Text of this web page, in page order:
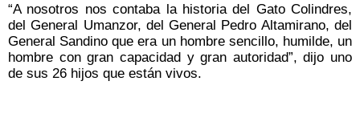
“A nosotros nos contaba la historia del Gato Colindres,
del General Umanzor, del General Pedro Altamirano, del
General Sandino que era un hombre sencillo, humilde, un
hombre con gran capacidad y gran autoridad”, dijo uno
de sus 26 hijos que están vivos.